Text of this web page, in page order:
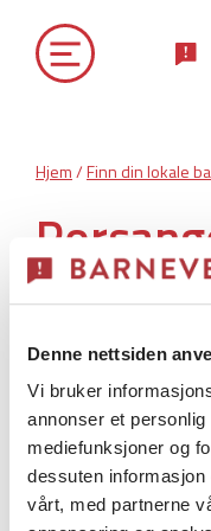
Denne nettsiden
Vi bruker
annonser et
mediefunksjoner og
dessuten
vårt, med partnerne
Hjem/Finn din lokale
Porsanger
Annen